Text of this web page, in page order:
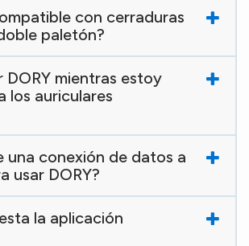
con cerraduras
paletón?
DORY mientras estoy
los auriculares
una conexión de datos a
usar DORY?
la aplicación